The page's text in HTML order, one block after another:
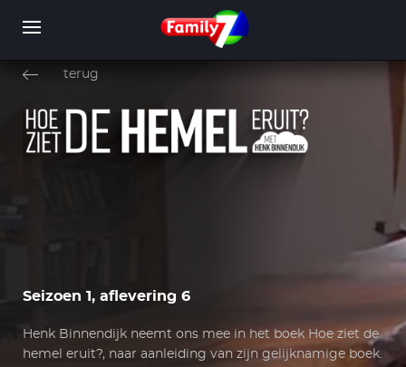
inhoud
gaan
WORD LID INLOGGEN
terug
Seizoen 1, aflevering 6
Henk Binnendijk neemt ons mee in het boek Hoe ziet de
hemel eruit?, naar aanleiding van zijn gelijknamige boek.